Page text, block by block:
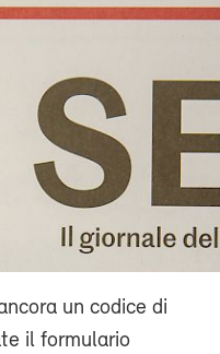
un codice di
il formulario